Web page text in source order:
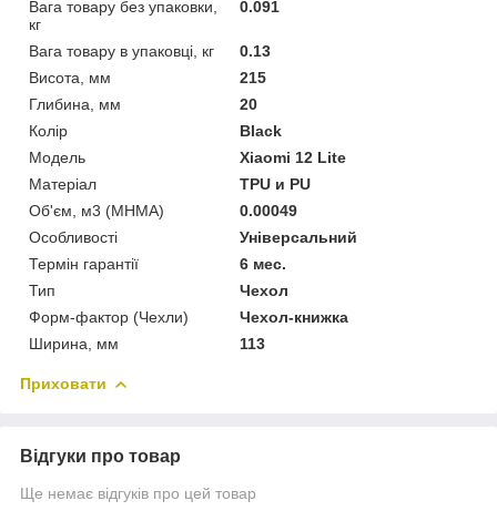
Вага товару без упаковки,
кг
0.091
Вага товару в упаковці, кг
0.13
Висота, мм
215
Глибина, мм
20
Колір
Black
Мoдель
Xiaomi 12 Lite
Матеріал
TPU и PU
Об'єм, м3 (МНМА)
0.00049
Особливості
Універсальний
Термін гарантії
6 мес.
Тип
Чехол
Форм-фактор (Чехли)
Чехол-книжка
Ширина, мм
113
Приховати
Відгуки про товар
Ще немає відгуків про цей товар